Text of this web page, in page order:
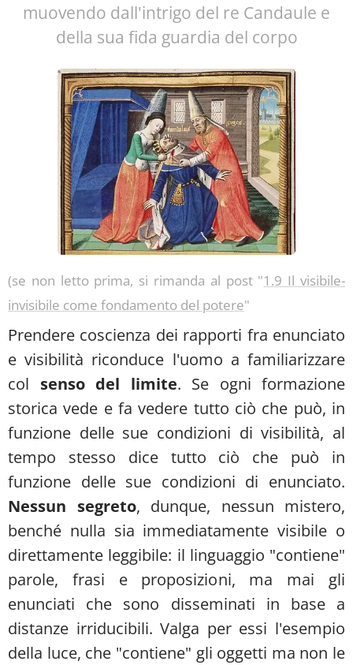
muovendo dall'intrigo del re Candaule e
della sua fida guardia del corpo
(se non letto prima, si rimanda al post "1.9 Il visibile-
invisibile come fondamento del potere"
Prendere coscienza dei rapporti fra enunciato
e visibilità riconduce l'uomo a familiarizzare
col senso del limite. Se ogni formazione
storica vede e fa vedere tutto ciò che può, in
funzione delle sue condizioni di visibilità, al
tempo stesso dice tutto ciò che può in
funzione delle sue condizioni di enunciato.
Nessun segreto, dunque, nessun mistero,
benché nulla sia immediatamente visibile o
direttamente leggibile: il linguaggio "contiene"
parole, frasi e proposizioni, ma mai gli
enunciati che sono disseminati in base a
distanze irriducibili. Valga per essi l'esempio
della luce, che "contiene" gli oggetti ma non le